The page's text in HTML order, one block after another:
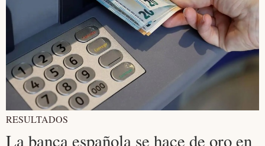
RESULTADOS
La banca española se hace de oro en